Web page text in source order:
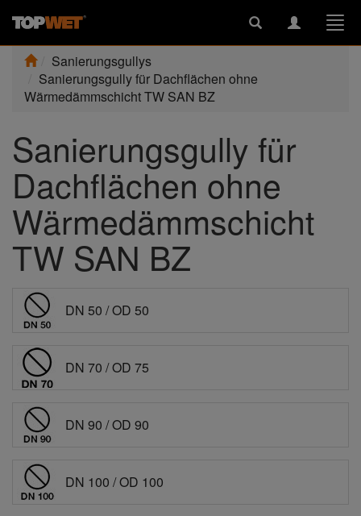
Toggle
Toggle
Sanierungsgullys
Sanierungsgully für Dachflächen ohne
Wärmedämmschicht TW SAN BZ
Sanierungsgully für
Dachflächen ohne
Wärmedämmschicht
TW SAN BZ
DN 50 / OD 50
DN 70 / OD 75
DN 90 / OD 90
DN 100 / OD 100